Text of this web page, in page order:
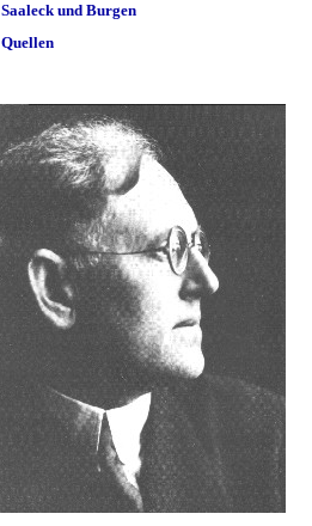
Saaleck und Burgen
Quellen